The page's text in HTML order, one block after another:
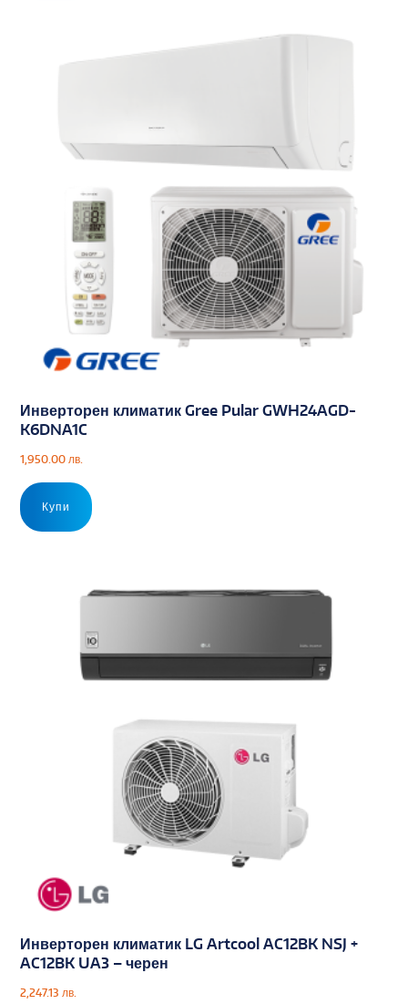
Инверторен климатик Gree Pular GWH24AGD-
K6DNA1C
1,950.00лв.
Купи
Инверторен климатик LG Artcool AC12BK NSJ +
AC12BK UA3 – черен
2,247.13лв.